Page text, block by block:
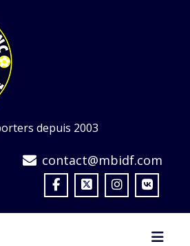
depuis 2003
contact@mbidf.com